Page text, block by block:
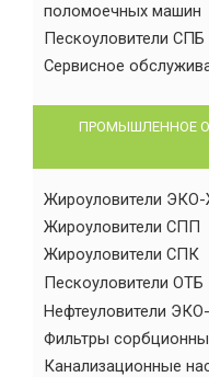
поломоечных машин
Пескоуловители
Сервисное
ПРОМЫШЛЕННОЕ
Жироуловители
Жироуловители СПП
Жироуловители СПК
Пескоуловители ОТБ
Нефтеуловители
Фильтры
Канализационные